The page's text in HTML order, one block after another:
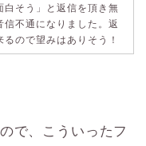
白そう」と返信を頂き無
信不通になりました。返
るので望みはありそう！
で、こういったフ